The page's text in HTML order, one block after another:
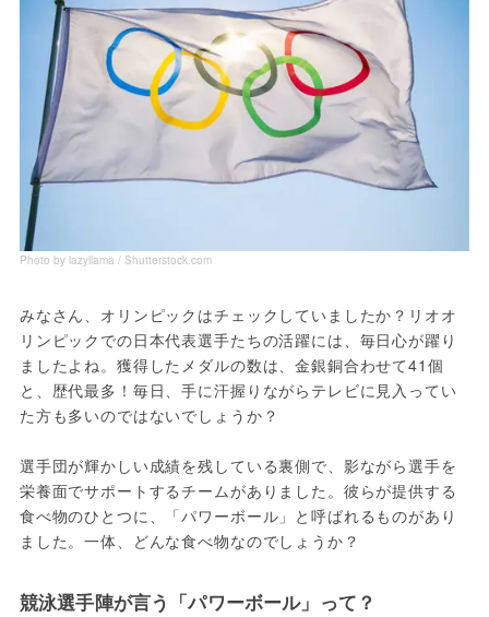
Photo by lazyllama / Shutterstock.com
みなさん、オリンピックはチェックしていましたか？リオオ
リンピックでの日本代表選手たちの活躍には、毎日心が躍り
ましたよね。獲得したメダルの数は、金銀銅合わせて41個
と、歴代最多！毎日、手に汗握りながらテレビに見入ってい
た方も多いのではないでしょうか？
選手団が輝かしい成績を残している裏側で、影ながら選手を
栄養面でサポートするチームがありました。彼らが提供する
食べ物のひとつに、「パワーボール」と呼ばれるものがあり
競泳選手陣が言う「パワーボール」って？